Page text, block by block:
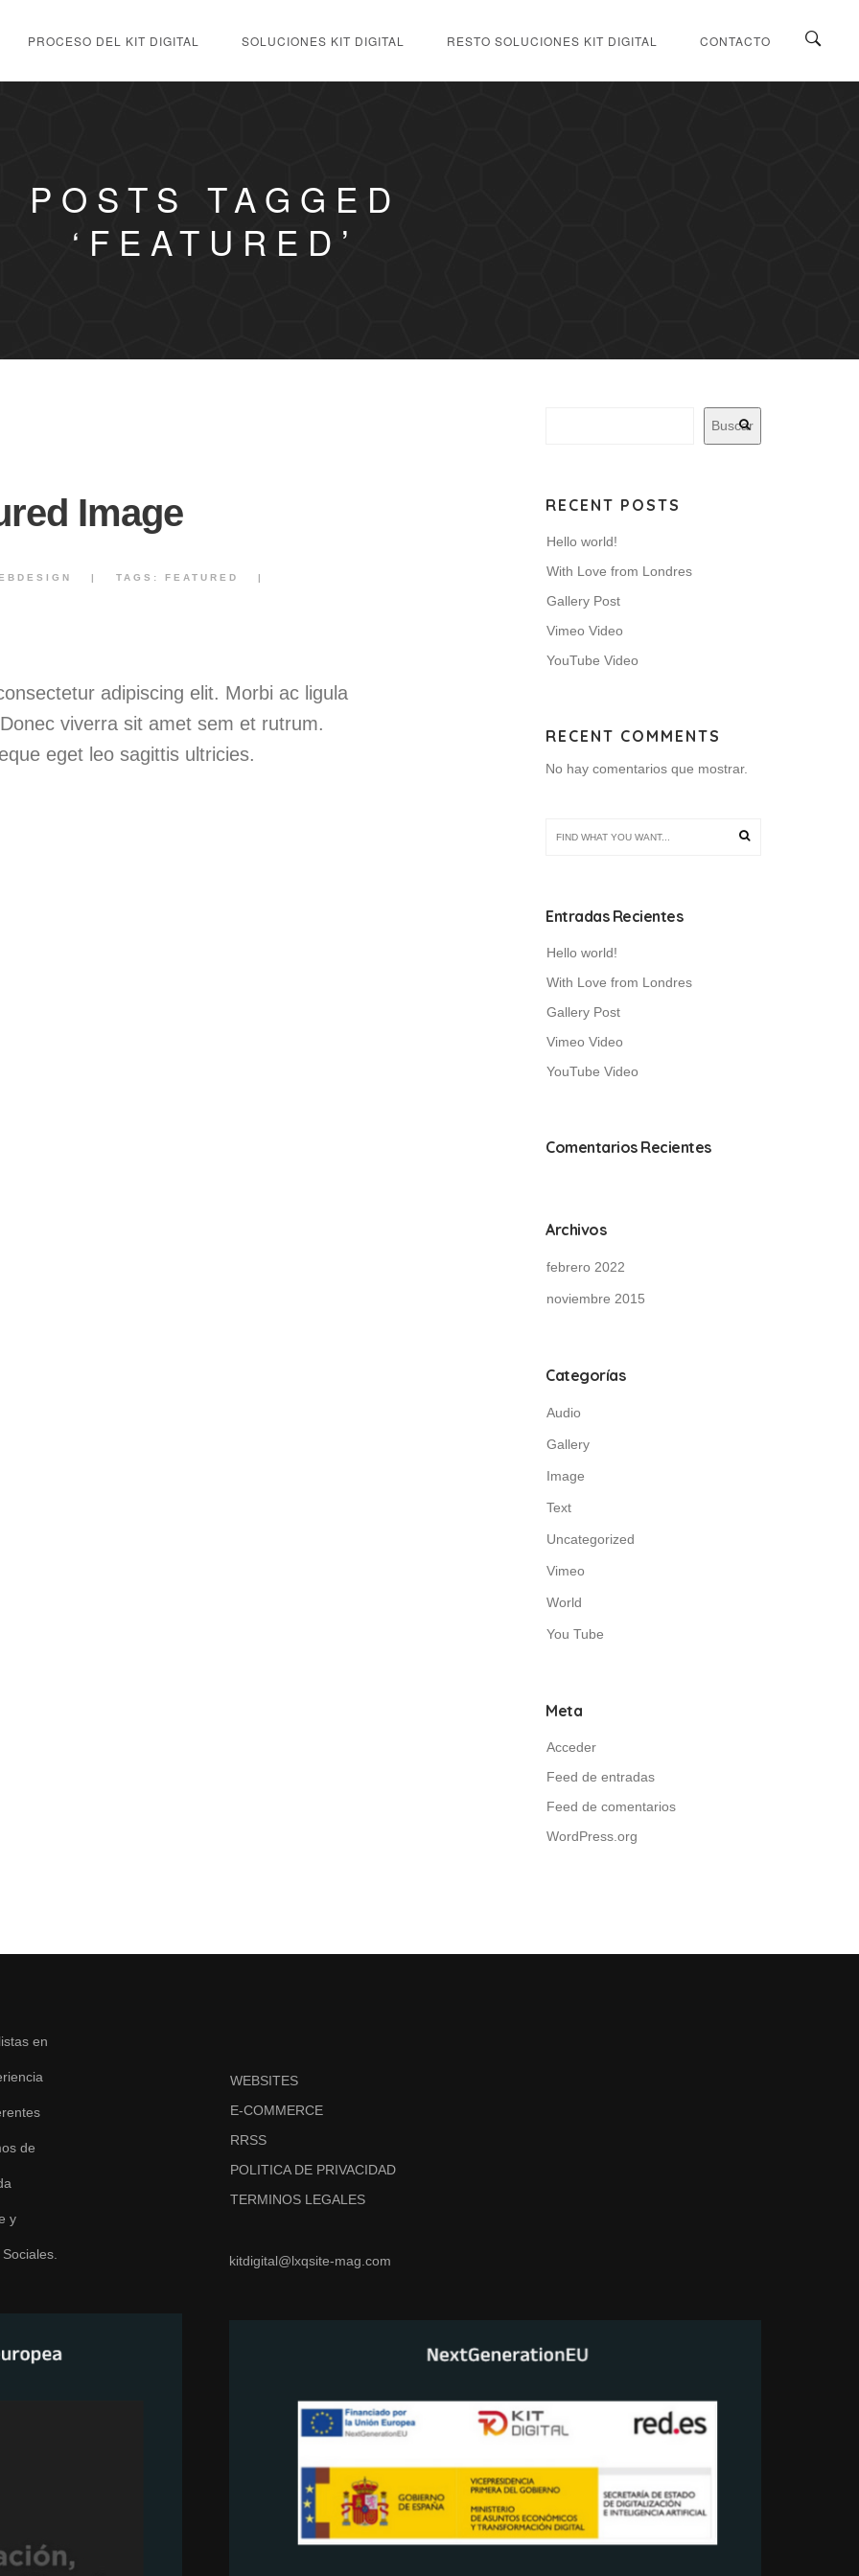
PROCESO DEL KIT DIGITAL SOLUCIONES KIT DIGITAL RESTO SOLUCIONES KIT DIGITAL CONTACTO
POSTS TAGGED
‘FEATURED’
Image
| TAGS: FEATURED |
adipiscing elit. Morbi ac ligula
viverra sit amet sem et rutrum.
eget leo sagittis ultricies.
Buscar
RECENT POSTS
Hello world!
With Love from Londres
Gallery Post
Vimeo Video
YouTube Video
RECENT COMMENTS
No hay comentarios que mostrar.
Entradas Recientes
Hello world!
With Love from Londres
Gallery Post
Vimeo Video
YouTube Video
Comentarios Recientes
Archivos
febrero 2022
noviembre 2015
Categorías
Audio
Gallery
Image
Text
Uncategorized
Vimeo
World
You Tube
Meta
Acceder
Feed de entradas
Feed de comentarios
WordPress.org
en
de
y
WEBSITES
E-COMMERCE
RRSS
POLITICA DE PRIVACIDAD
TERMINOS LEGALES
kitdigital@lxqsite-mag.com